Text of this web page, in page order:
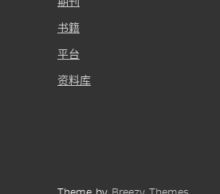
书籍
平台
资料库